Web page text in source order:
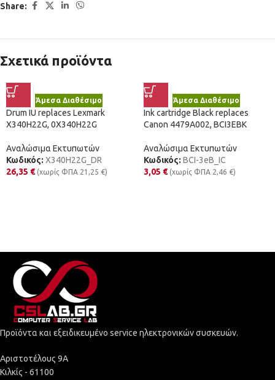
Share:
Σχετικά προϊόντα
Άμεσα Διαθέσιμο
Drum IU replaces Lexmark
X340H22G, 0X340H22G
Αναλώσιμα Εκτυπωτών
Κωδικός: X340H22G_DR
26,35 € (χωρίς ΦΠΑ 21,25 €)
Άμεσα Διαθέσιμο
Ink cartridge Black replaces
Canon 4479A002, BCI3EBK
Αναλώσιμα Εκτυπωτών
Κωδικός: BCI-3eB_IC
3,05 € (χωρίς ΦΠΑ 2,46 €)
Προϊόντα και εξειδικευμένο service ηλεκτρονικών συσκευών.
Αριστοτέλους 9Α
Κιλκίς - 61100